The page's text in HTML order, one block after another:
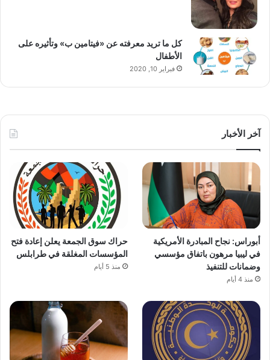
كل ما تريد معرفته عن «فيتامين ب» وتأثيره على
الأطفال
فبراير 10, 2020
آخر الأخبار
أبوراس: نجاح المبادرة الأمريكية
في ليبيا مرهون باتفاق مؤسسي
وضمانات للتنفيذ
منذ 4 أيام
حراك سوق الجمعة يعلن إعادة فتح
المؤسسات المغلقة في طرابلس
منذ 5 أيام